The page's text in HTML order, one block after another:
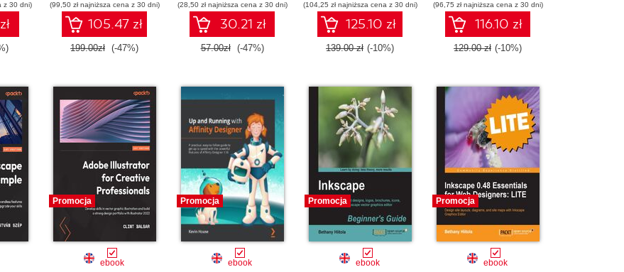
z 30 dni) (99,50 zł najniższa cena z 30 dni)
105.47 zł
199.00zł (-47%)
(28,50 zł najniższa cena z 30 dni)
30.21 zł
57.00zł (-47%)
faster with text prompts
(104,25 zł najniższa cena z 30 dni)
125.10 zł
139.00 zł (-10%)
(96,75 zł najniższa cena z 30 dni)
116.10 zł
129.00 zł (-10%)
Promocja
ebook
Promocja
ebook
Promocja
ebook
Promocja
ebook